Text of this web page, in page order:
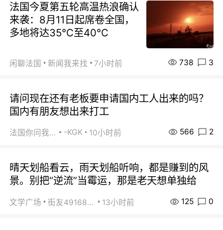
法国今夏第五轮高温热浪确认
来袭：8月11日起席卷全国，
多地将达35℃至40℃
闲聊法国 新闻我来找 7小时前 738 3
请问现在还有老板要申请国内工人出来的吗？
国内有朋友想出来打工
法国你问我答 -KGK 10小时前 566 2
晴天划船看云，雨天划船听响，都是赚到的风
景。别把“逆流”当霉运，那是老天想单独给
文学广场 街友49168527 13小时前 125 0